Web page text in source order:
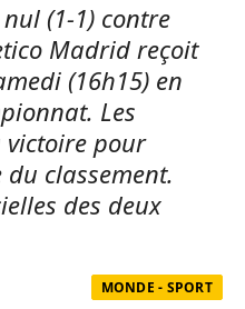
(1-1) contre
Madrid reçoit
(16h15) en
Les
victoire pour
du classement.
des deux
MONDE - SPORT